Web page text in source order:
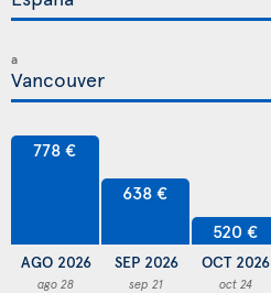
a
778 €
AGO 2026
ago 28
638 €
SEP 2026
sep 21
520 €
OCT 2026
oct 24